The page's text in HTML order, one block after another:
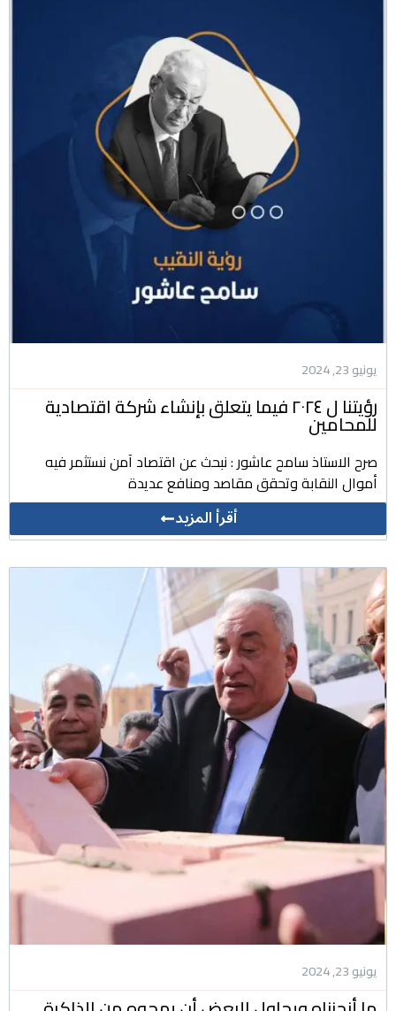
يونيو 23, 2024
رؤيتنا ل ٢٠٢٤ فيما يتعلق بإنشاء شركة اقتصادية
للمحامين
صرح الاستاذ سامح عاشور : نبحث عن اقتصاد آمن نستثمر فيه
أموال النقابة وتحقق مقاصد ومنافع عديدة
أقرأ المزيد
يونيو 23, 2024